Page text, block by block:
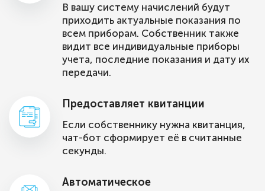
В вашу систему начислений будут
приходить актуальные показания по
всем приборам. Собственник также
видит все индивидуальные приборы
учета, последние показания и дату их
передачи.
Предоставляет квитанции
Если собственнику нужна квитанция,
чат-бот сформирует её в считанные
секунды.
Автоматическое